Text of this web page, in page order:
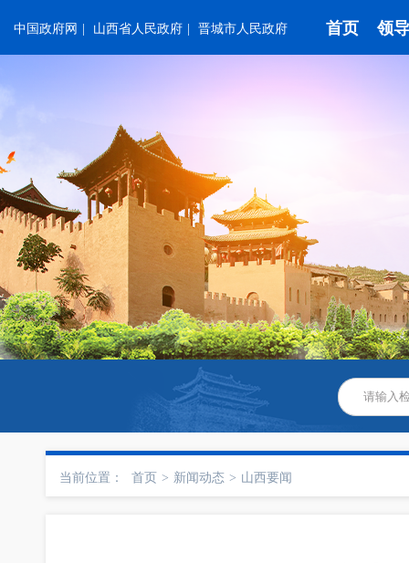
中国政府网 山西省人民政府 晋城市人民政府 首页 领
当前位置： 首页 > 新闻动态 > 山西要闻